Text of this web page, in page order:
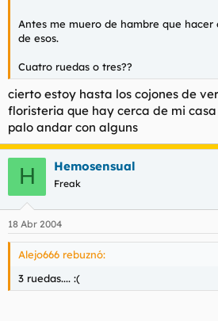
Antes me muero de hambre que
de esos.
Cuatro ruedas o tres??
cierto estoy hasta los cojones de
floristeria que hay cerca de mi
palo andar con alguns
H Hemosensual
Freak
18 Abr 2004
Alejo666 rebuznó:
3 ruedas.... :(